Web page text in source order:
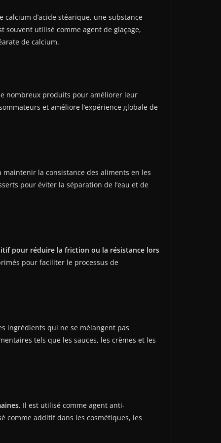
d’acide stéarique, une substance
souvent utilisé comme agent de glaçage,
de calcium.
nombreux produits pour améliorer leur
et améliore l’expérience globale de
la consistance des aliments en les
pour éviter la séparation de l’eau et de
pour réduire la friction ou la résistance lors
pour faciliter le processus de
ingrédients qui ne se mélangent pas
tels que les sauces, les crèmes et les
Il est utilisé comme agent anti-
comme additif dans les cosmétiques, les